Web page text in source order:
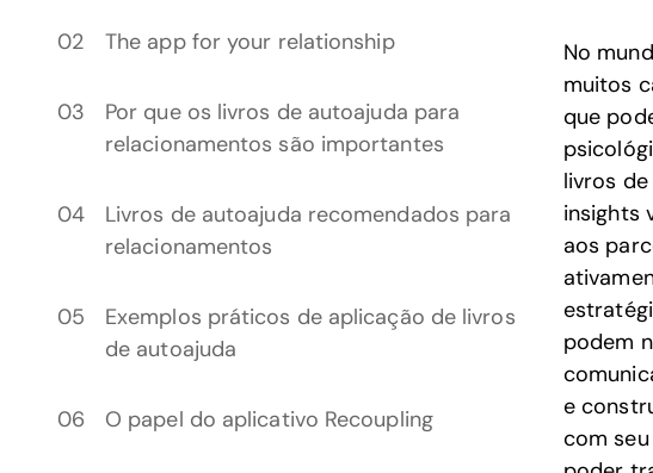
The app for your relationship
Por que os livros de autoajuda para
relacionamentos são importantes
Livros de autoajuda recomendados para
relacionamentos
Exemplos práticos de aplicação de livros
de autoajuda
O papel do aplicativo Recoupling
No
muitos
que
livros
insights
aos
podem
e
com